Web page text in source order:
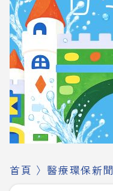
首頁 〉 醫療環保新聞